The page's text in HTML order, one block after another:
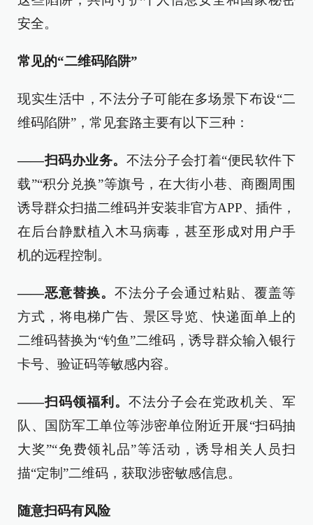
安全。
常见的“二维码陷阱”
现实生活中，不法分子可能在多场景下布设“二
维码陷阱”，常见套路主要有以下三种：
——扫码办业务。 不法分子会打着“便民软件下
载”“积分兑换”等旗号，在大街小巷、商圈周围
诱导群众扫描二维码并安装非官方APP、插件，
在后台静默植入木马病毒，甚至形成对用户手
机的远程控制。
——恶意替换。 不法分子会通过粘贴、覆盖等
方式，将电梯广告、景区导览、快递面单上的
二维码替换为“钓鱼”二维码，诱导群众输入银行
卡号、验证码等敏感内容。
——扫码领福利。 不法分子会在党政机关、军
队、国防军工单位等涉密单位附近开展“扫码抽
大奖”“免费领礼品”等活动，诱导相关人员扫
描“定制”二维码，获取涉密敏感信息。
随意扫码有风险